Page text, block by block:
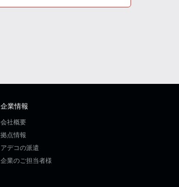
企業情報
会社概要
拠点情報
アデコの派遣
企業のご担当者様